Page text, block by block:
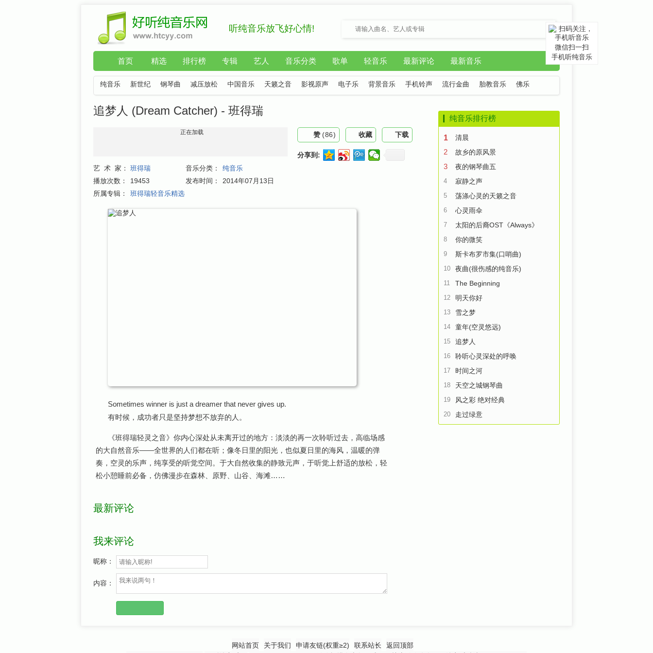
听纯音乐放飞好心情!
首页 精选 排行榜 专辑 艺人 音乐分类 歌单 轻音乐 最新评论 最新音乐
纯音乐 新世纪 钢琴曲 减压放松 中国音乐 天籁之音 影视原声 电子乐 背景音乐 手机铃声 流行金曲 胎教音乐 佛乐
追梦人 (Dream Catcher) - 班得瑞
正在加载
艺 术 家： 班得瑞 音乐分类：
纯音乐
播放次数：
19453 发布时间：
2014年07月13日
所属专辑：
班得瑞轻音乐精选
赞 (86) 收藏 下载
分享到:
Sometimes winner is just a dreamer that never gives up.
有时候，成功者只是坚持梦想不放弃的人。
《班得瑞轻灵之音》你内心深处从未离开过的地方：淡淡的再一次聆听过去，高临场感
的大自然音乐——全世界的人们都在听；像冬日里的阳光，也似夏日里的海风，温暖的弹
奏，空灵的乐声，纯享受的听觉空间。于大自然收集的静致元声，于听觉上舒适的放松，轻
松小憩睡前必备，仿佛漫步在森林、原野、山谷、海滩……
最新评论
我来评论
昵称：
内容：
纯音乐排行榜
1 清晨
2 故乡的原风景
3 夜的钢琴曲五
4 寂静之声
5 荡涤心灵的天籁之音
6 心灵雨伞
7 太阳的后裔OST《Always》
8 你的微笑
9 斯卡布罗市集(口哨曲)
10 夜曲(很伤感的纯音乐)
11 The Beginning
12 明天你好
13 雪之梦
14 童年(空灵悠远)
15 追梦人
16 聆听心灵深处的呼唤
17 时间之河
18 天空之城钢琴曲
19 风之彩 绝对经典
20 走过绿意
网站首页 关于我们 申请友链(权重≥2) 联系站长
返回顶部
微信扫一扫
手机听纯音乐